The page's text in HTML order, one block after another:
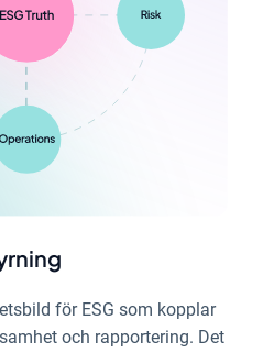
för ESG som kopplar
och rapportering. Det